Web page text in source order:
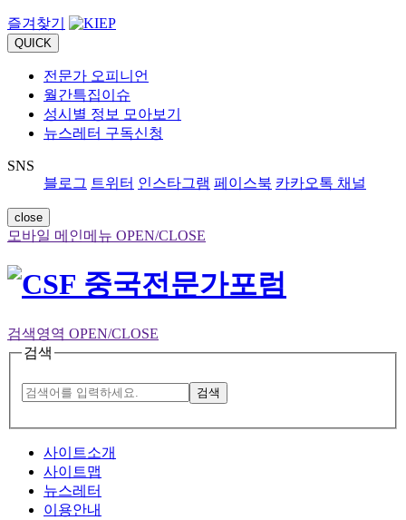
즐겨찾기
QUICK
전문가 오피니언
월간특집이슈
성시별 정보 모아보기
뉴스레터 구독신청
SNS
블로그 트위터 인스타그램 페이스북 카카오톡 채널
close
모바일 메인메뉴 OPEN/CLOSE
검색영역 OPEN/CLOSE
검색
검색
사이트소개
사이트맵
뉴스레터
이용안내